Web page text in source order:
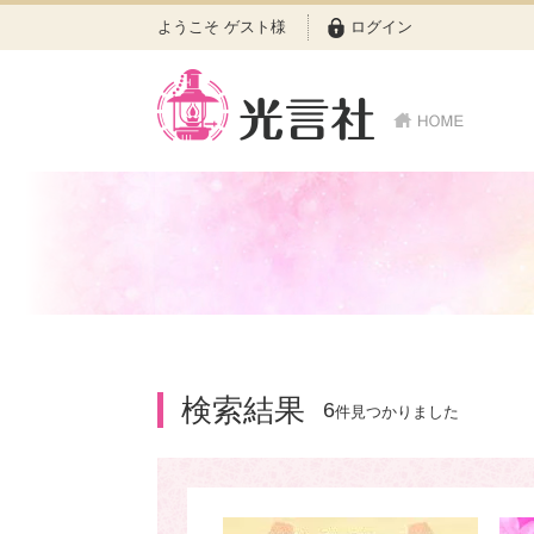
ようこそ ゲスト様 ログイン
検索結果 6件見つかりました